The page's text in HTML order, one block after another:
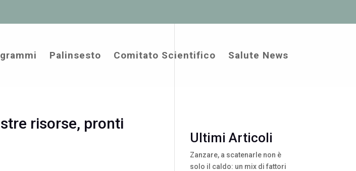
Palinsesto Comitato Scientifico Salute News
risorse, pronti
Ultimi Articoli
Zanzare, a scatenarle non è
solo il caldo: un mix di fattori